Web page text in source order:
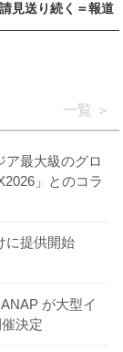
見送り続く＝報道
一覧
ア最大級のグロ
」とのコラ
に提供開始
ANAP が大型イ
決定